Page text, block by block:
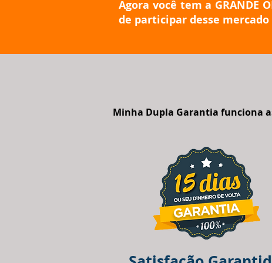
Agora você tem a GRANDE
de participar desse
Minha Dupla Garantia funciona